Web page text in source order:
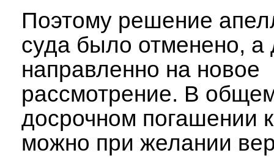
Поэтому решение
суда было отменено, а
направленно на новое
рассмотрение. В
досрочном погашении
можно при желании